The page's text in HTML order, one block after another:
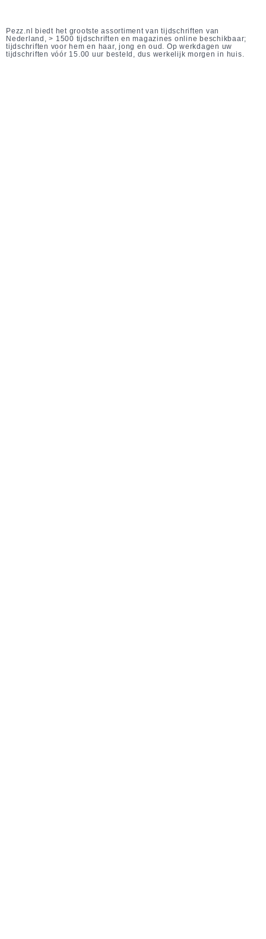
Pezz.nl biedt het grootste assortiment van tijdschriften van
Nederland, > 1500 tijdschriften en magazines online beschikbaar;
tijdschriften voor hem en haar, jong en oud. Op werkdagen uw
tijdschriften vóór 15.00 uur besteld, dus werkelijk morgen in huis.